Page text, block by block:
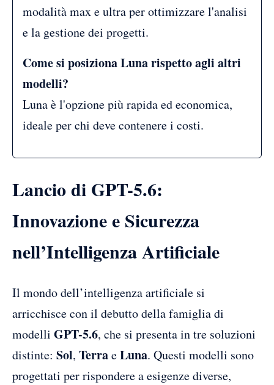
modalità max e ultra per ottimizzare l'analisi
e la gestione dei progetti.
Come si posiziona Luna rispetto agli altri
modelli?
Luna è l'opzione più rapida ed economica,
ideale per chi deve contenere i costi.
Lancio di GPT-5.6:
Innovazione e Sicurezza
nell’Intelligenza Artificiale
Il mondo dell’intelligenza artificiale si
arricchisce con il debutto della famiglia di
modelli GPT-5.6, che si presenta in tre soluzioni
distinte: Sol, TerraeLuna. Questi modelli sono
progettati per rispondere a esigenze diverse,